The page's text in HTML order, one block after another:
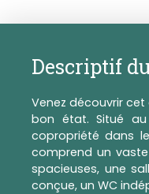
Descriptif
Venez découvrir cet
bon état. Situé
copropriété dans
comprend un
spacieuses, une
conçue, un WC